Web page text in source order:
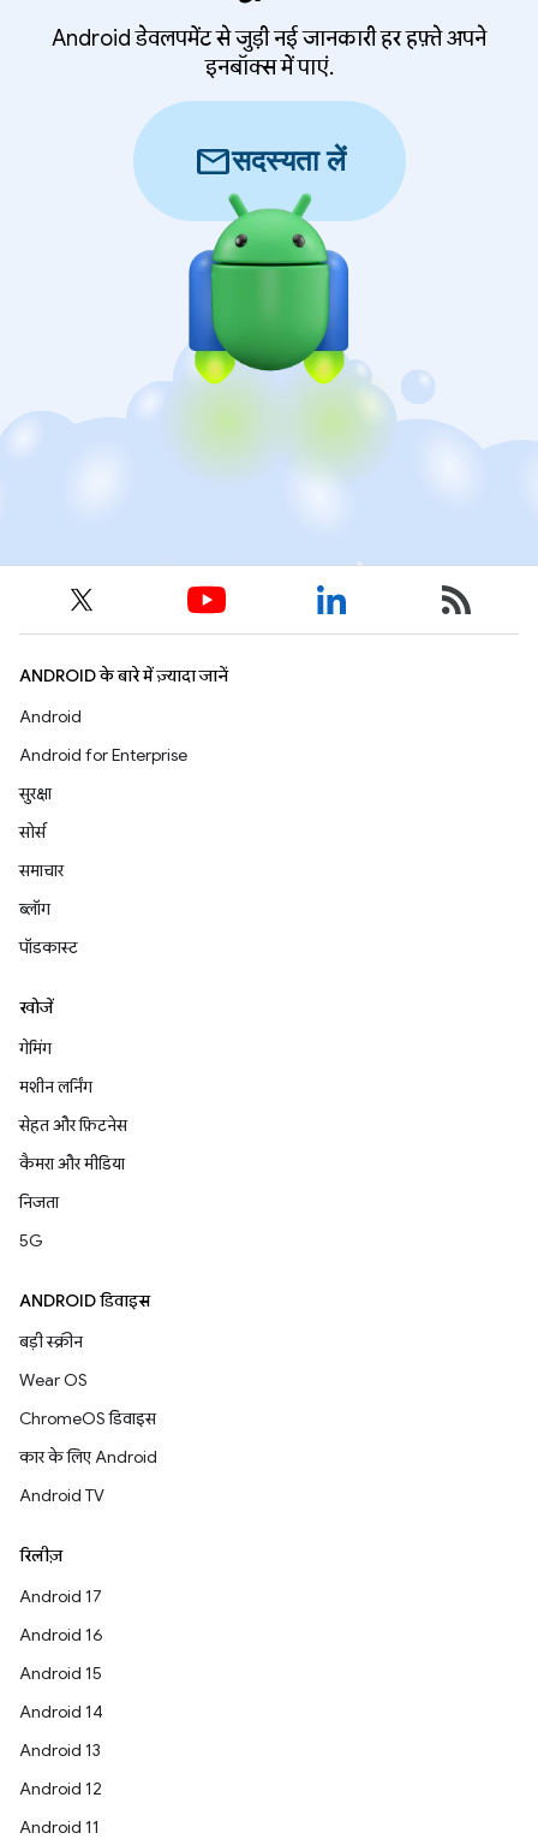
Android डेवलपमेंट से जुड़ी नई जानकारी हर हफ़्ते अपने
इनबॉक्स में पाएं.
mailसदस्यता लें
ANDROID के बारे में ज़्यादा जानें
Android
Android for Enterprise
सुरक्षा
सोर्स
समाचार
ब्लॉग
पॉडकास्ट
खोजें
गेमिंग
मशीन लर्निंग
सेहत और फ़िटनेस
कैमरा और मीडिया
निजता
5G
ANDROID डिवाइस
बड़ी स्क्रीन
Wear OS
ChromeOS डिवाइस
कार के लिए Android
Android TV
रिलीज़
Android 17
Android 16
Android 15
Android 14
Android 13
Android 12
Android 11